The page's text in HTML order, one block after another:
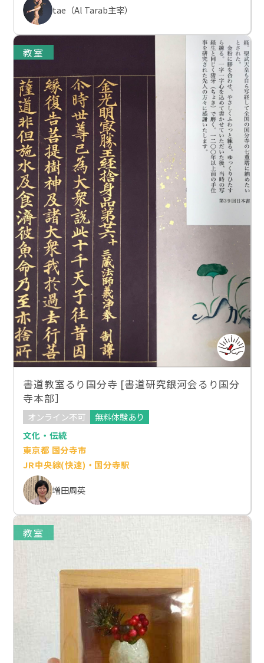
tae（Al Tarab主宰）
教室
書道教室るり国分寺 [書道研究銀河会るり国分
寺本部］
オンライン不可
無料体験あり
文化・伝統
東京都 国分寺市
JR中央線(快速)・国分寺駅
増田周英
教室